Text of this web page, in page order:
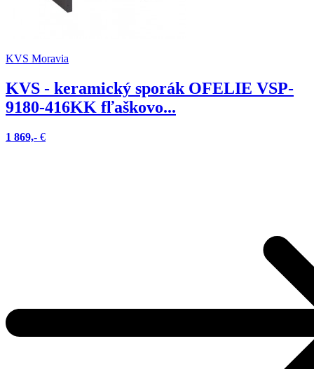
KVS Moravia
KVS - keramický sporák OFELIE VSP-
9180-416KK fľaškovo...
1 869,- €